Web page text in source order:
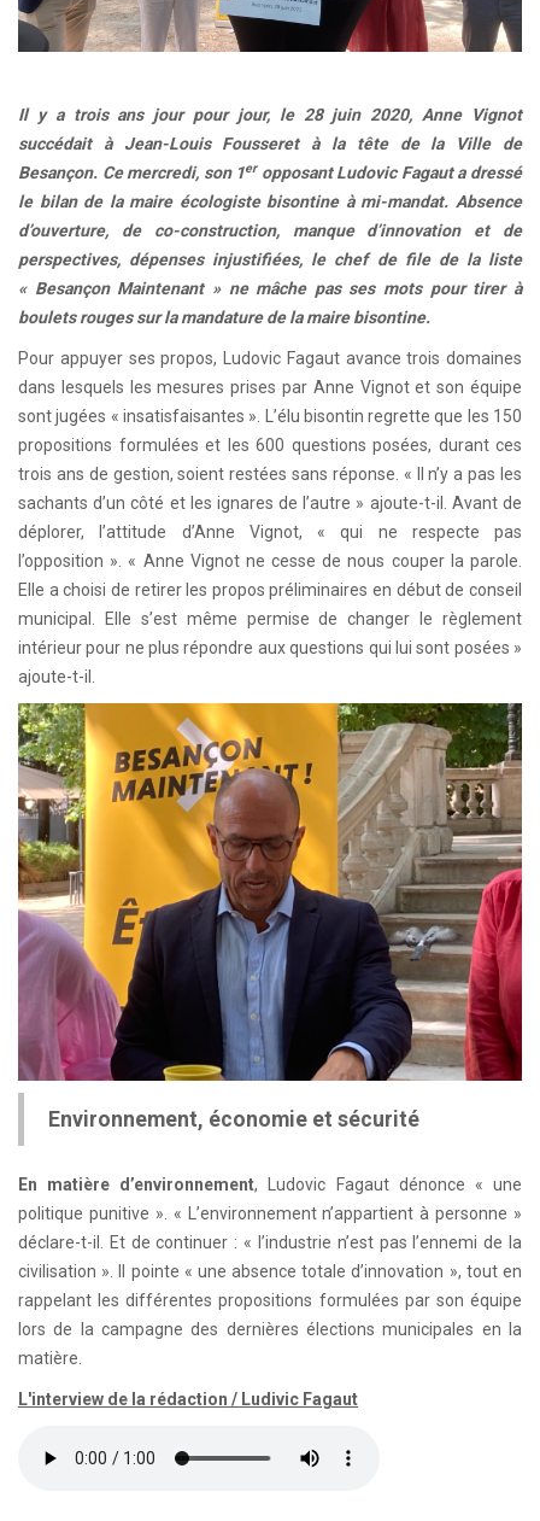
Il y a trois ans jour pour jour, le 28 juin 2020, Anne Vignot
succédait à Jean-Louis Fousseret à la tête de la Ville de
Besançon. Ce mercredi, son 1eropposant Ludovic Fagaut a dressé
le bilan de la maire écologiste bisontine à mi-mandat. Absence
d’ouverture, de co-construction, manque d’innovation et de
perspectives, dépenses injustifiées, le chef de file de la liste
« Besançon Maintenant » ne mâche pas ses mots pour tirer à
boulets rouges sur la mandature de la maire bisontine.
Pour appuyer ses propos, Ludovic Fagaut avance trois domaines
dans lesquels les mesures prises par Anne Vignot et son équipe
sont jugées « insatisfaisantes ». L’élu bisontin regrette que les 150
propositions formulées et les 600 questions posées, durant ces
trois ans de gestion, soient restées sans réponse. « Il n’y a pas les
sachants d’un côté et les ignares de l’autre » ajoute-t-il. Avant de
déplorer, l’attitude d’Anne Vignot, « qui ne respecte pas
l’opposition ». « Anne Vignot ne cesse de nous couper la parole.
Elle a choisi de retirer les propos préliminaires en début de conseil
municipal. Elle s’est même permise de changer le règlement
intérieur pour ne plus répondre aux questions qui lui sont posées »
ajoute-t-il.
Environnement, économie et sécurité
En matière d’environnement, Ludovic Fagaut dénonce « une
politique punitive ». « L’environnement n’appartient à personne »
déclare-t-il. Et de continuer : « l’industrie n’est pas l’ennemi de la
civilisation ». Il pointe « une absence totale d’innovation », tout en
rappelant les différentes propositions formulées par son équipe
lors de la campagne des dernières élections municipales en la
matière.
L'interview de la rédaction / Ludivic Fagaut